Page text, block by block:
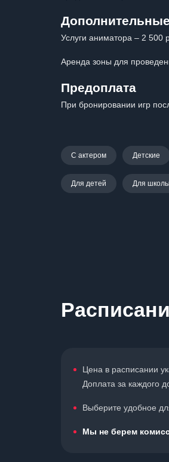
Услуги аниматора – 2 500
Аренда зоны для
Предоплата
При бронировании игр
С актером Детские
Для детей Для
Цена в расписании
Доплата за каждого
Выберите удобное
Мы не берем